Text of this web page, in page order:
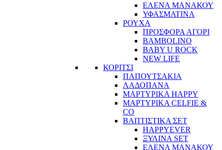
ΕΛΕΝΑ ΜΑΝΑΚΟΥ
ΥΦΑΣΜΑΤΙΝΑ
ΡΟΥΧΑ
ΠΡΟΣΦΟΡΑ ΑΓΟΡΙ
BAMBOLINO
BABY U ROCK
NEW LIFE
ΚΟΡΙΤΣΙ
ΠΑΠΟΥΤΣΑΚΙΑ
ΛΑΔΟΠΑΝΑ
ΜΑΡΤΥΡΙΚΑ HAPPY
ΜΑΡΤΥΡΙΚΑ CELFIE &
CO
ΒΑΠΤΙΣΤΙΚΑ ΣΕΤ
HAPPYEVER
ΞΥΛΙΝΑ SET
ΕΛΕΝΑ ΜΑΝΑΚΟΥ